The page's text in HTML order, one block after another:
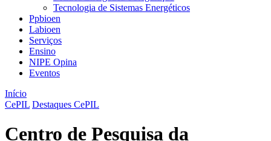
Tecnologia de Sistemas Energéticos
Ppbioen
Labioen
Serviços
Ensino
NIPE Opina
Eventos
Início
CePIL Destaques CePIL
Centro de Pesquisa da